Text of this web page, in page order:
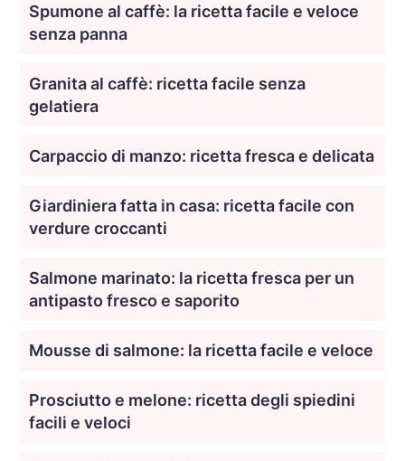
Spumone al caffè: la ricetta facile e veloce
senza panna
Granita al caffè: ricetta facile senza
gelatiera
Carpaccio di manzo: ricetta fresca e delicata
Giardiniera fatta in casa: ricetta facile con
verdure croccanti
Salmone marinato: la ricetta fresca per un
antipasto fresco e saporito
Mousse di salmone: la ricetta facile e veloce
Prosciutto e melone: ricetta degli spiedini
facili e veloci